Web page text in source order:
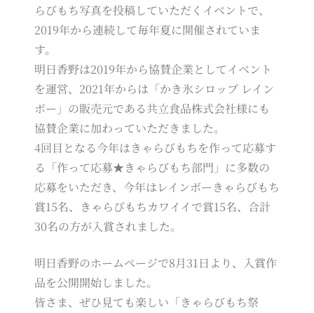
らびもち写真を投稿していただくイベントで、
2019年から連続して毎年夏に開催されていま
す。
明日香野は2019年から協賛企業としてイベント
を運営、2021年からは「かき氷シロップ レイン
ボー」の販売元である共立食品株式会社様にも
協賛企業に加わっていただきました。
4回目となる今年はきゃらびもちを作って応募す
る「作って応募★きゃらびもち部門」に多数の
応募をいただき、今年はレインボーきゃらびもち
賞15名、きゃらびもちカワイイで賞15名、合計
30名の方が入賞されました。
明日香野のホームページで8月31日より、入賞作
品を公開開始しました。
皆さま、ぜひ見ても楽しい「きゃらびもち祭